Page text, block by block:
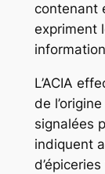
contenant
expriment
L’ACIA
de
signalées
indiquent